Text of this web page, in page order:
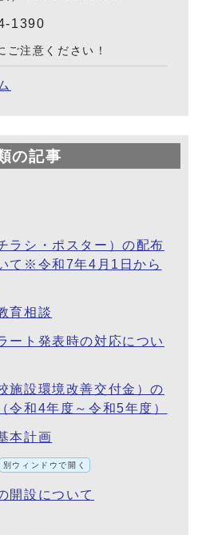
1390
ご注意ください！
の記事
ラシ・ポスター）の配布
て※令和7年4月1日から
育相談
ート発表時の対応につい
施設環境改善交付金）の
令和4年度～令和5年度）
本計画
別ウィンドウで開く
開設について